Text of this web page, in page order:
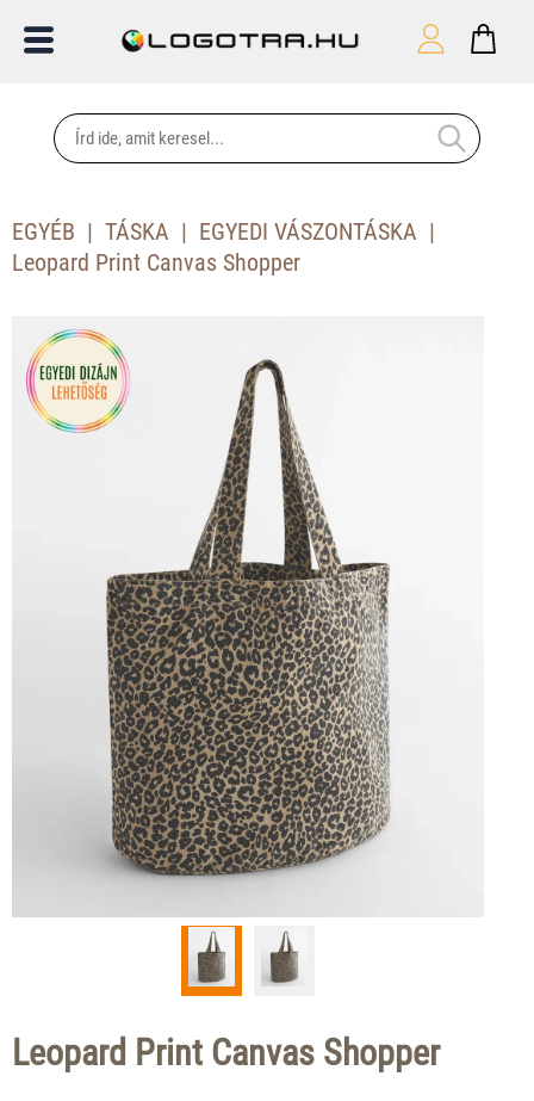
EGYÉB TÁSKA
EGYEDI VÁSZONTÁSKA
Leopard Print Canvas Shopper
Leopard Print Canvas Shopper